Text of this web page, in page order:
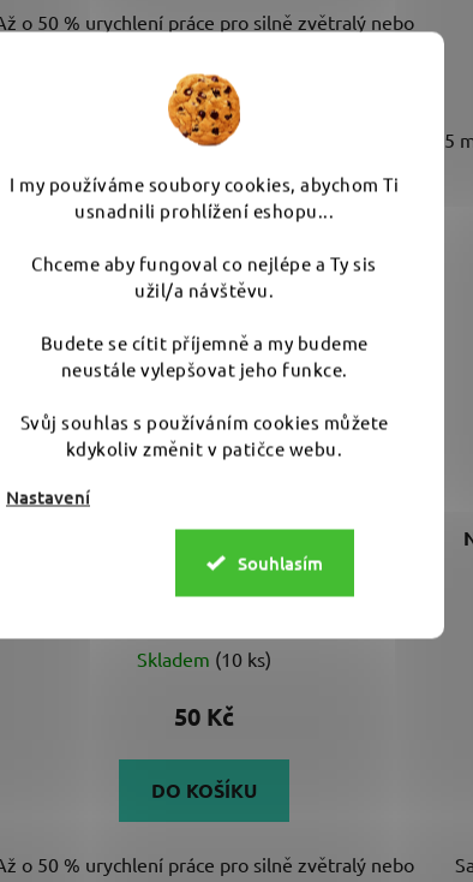
I my používáme soubory cookies, abychom Ti
usnadnili prohlížení eshopu...
Chceme aby fungoval co nejlépe a Ty sis
užil/a návštěvu.
Budete se cítit příjemně a my budeme
neustále vylepšovat jeho funkce.
Svůj souhlas s používáním cookies můžete
kdykoliv změnit v patičce webu.
Nastavení
Souhlasím
o 50 % urychlení práce pro silně zvětralý nebo
75
Rupes WET&DRYFINISH P3000 75 mm -
pěnový brusný pad
Skladem (10 ks)
50 Kč
DO KOŠÍKU
o 50 % urychlení práce pro silně zvětralý nebo